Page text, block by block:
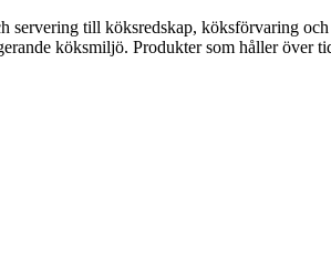
till köksredskap, köksförvaring
köksmiljö. Produkter som håller över